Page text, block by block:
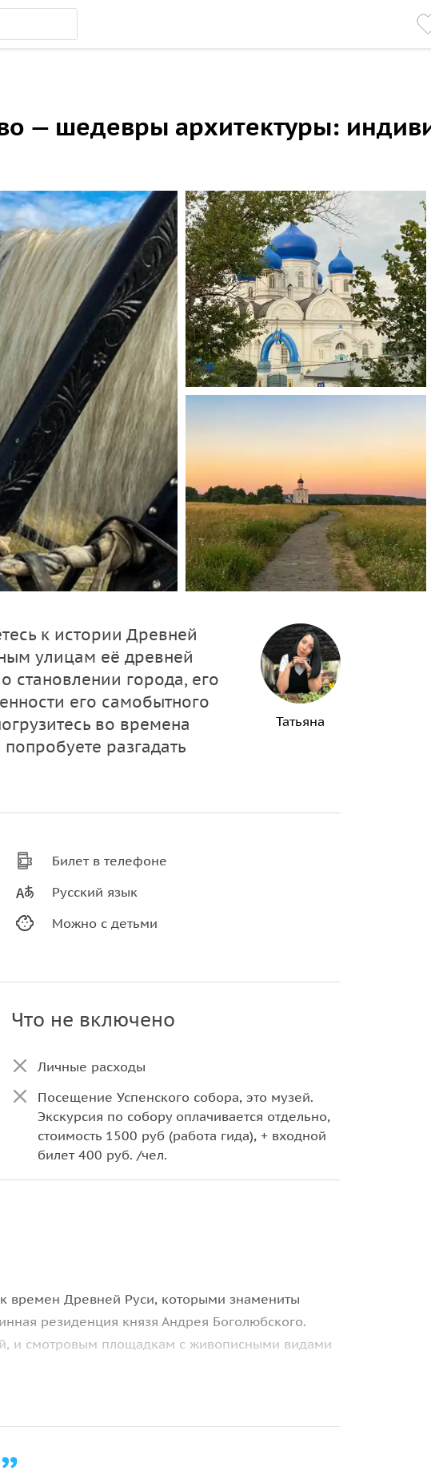
— шедевры архитектуры:
к истории Древней
улицам её древней
становлении города, его
его самобытного
во времена
разгадать
Татьяна
Билет в телефоне
Русский язык
Можно с детьми
Что не включено
Личные расходы
Посещение Успенского собора, это музей.
Экскурсия по собору оплачивается отдельно,
стоимость 1500 руб (работа гида), + входной
билет 400 руб. /чел.
времен Древней Руси, которыми знамениты
резиденция князя Андрея Боголюбского.
и смотровым площадкам с живописными видами
наших дней, служили не только оборонительным